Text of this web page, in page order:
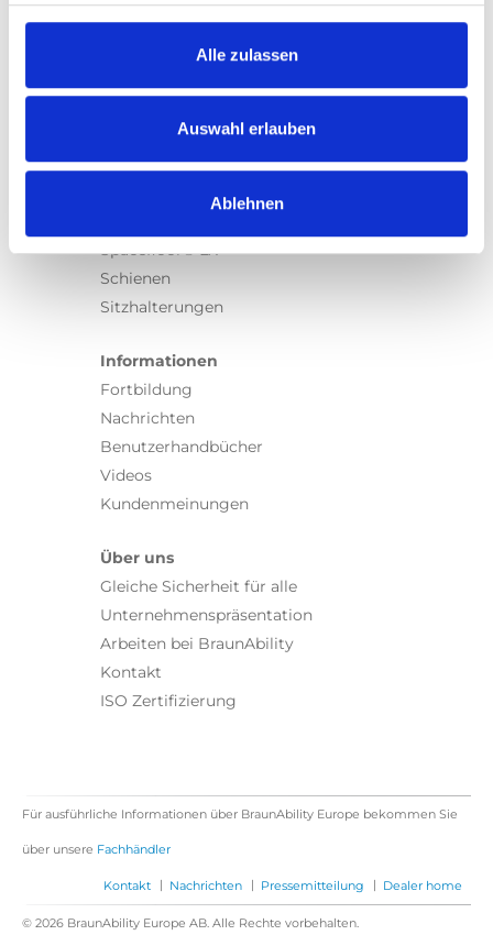
Alle zulassen
Auswahl erlauben
Ablehnen
Turny Evo
Turny Low Vehicle
Rollstuhllifte
Spacefloor® LX
Schienen
Sitzhalterungen
Informationen
Fortbildung
Nachrichten
Benutzerhandbücher
Videos
Kundenmeinungen
Über uns
Gleiche Sicherheit für alle
Unternehmenspräsentation
Arbeiten bei BraunAbility
Kontakt
ISO Zertifizierung
Für ausführliche Informationen über BraunAbility Europe bekommen Sie
über unsere Fachhändler
Kontakt | Nachrichten | Pressemitteilung | Dealer home
© 2026 BraunAbility Europe AB. Alle Rechte vorbehalten.